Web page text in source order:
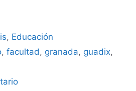
, Educación
,facultad , granada, guadix,